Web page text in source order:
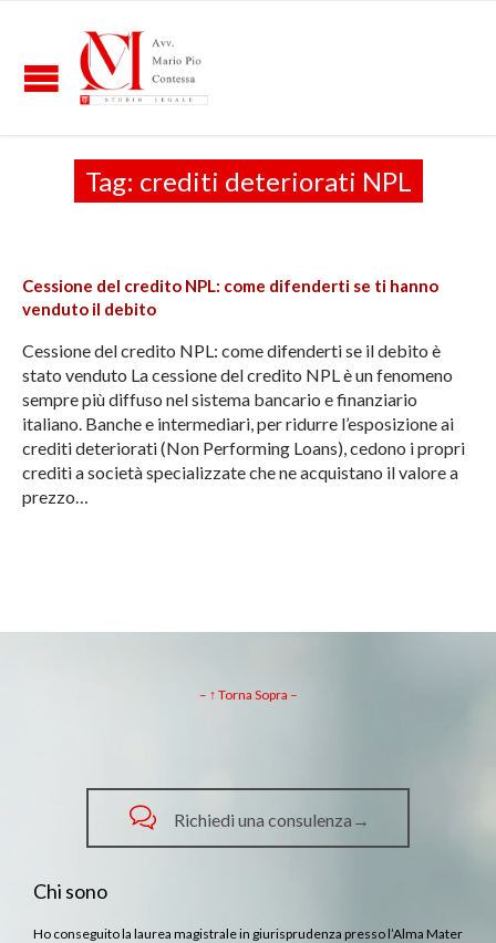
Tag: crediti deteriorati NPL
Cessione del credito NPL: come difenderti se ti hanno
venduto il debito
Cessione del credito NPL: come difenderti se il debito è
stato venduto La cessione del credito NPL è un fenomeno
sempre più diffuso nel sistema bancario e finanziario
italiano. Banche e intermediari, per ridurre l’esposizione ai
crediti deteriorati (Non Performing Loans), cedono i propri
crediti a società specializzate che ne acquistano il valore a
prezzo…
– ↑ Torna Sopra –
 Richiedi una consulenza→
Chi sono
Ho conseguito la laurea magistrale in giurisprudenza presso l’Alma Mater